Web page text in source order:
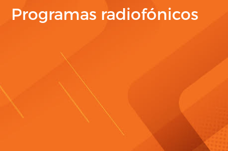
Programas radiofónicos